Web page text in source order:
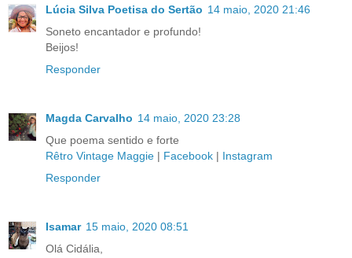
Lúcia Silva Poetisa do Sertão 14 maio, 2020 21:46
Soneto encantador e profundo!
Beijos!
Responder
Magda Carvalho 14 maio, 2020 23:28
Que poema sentido e forte
Rêtro Vintage Maggie | Facebook | Instagram
Responder
Isamar 15 maio, 2020 08:51
Olá Cidália,